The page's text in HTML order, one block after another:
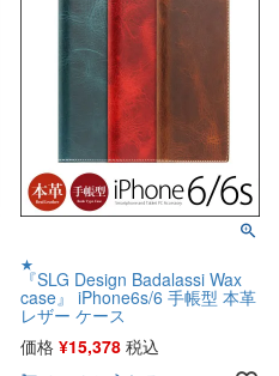
★
『SLG Design Badalassi Wax
case』 iPhone6s/6 手帳型 本革
レザー ケース
価格 ¥15,378 税込